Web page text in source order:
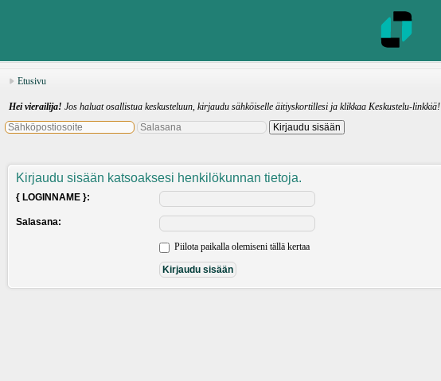
Etusivu
Hei vierailija! Jos haluat osallistua keskusteluun, kirjaudu sähköiselle äitiyskortillesi ja klikkaa Keskustelu-linkkiä!
Kirjaudu sisään katsoaksesi henkilökunnan tietoja.
{ LOGINNAME }:
Salasana:
Piilota paikalla olemiseni tällä kertaa